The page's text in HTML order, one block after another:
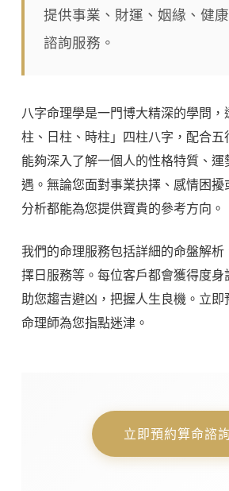
提供事業、財運、姻緣、健
諮詢服務。
八字命理學是一門博大精深的學問，
柱、日柱、時柱」四柱八字，配合五
能夠深入了解一個人的性格特質、
遇。無論您面對事業抉擇、感情困擾
分析都能為您提供寶貴的參考方向。
我們的命理服務包括詳細的命盤解析
擇日服務等。每位客戶都會獲得度身
助您趨吉避凶，把握人生良機。立即
命理師為您指點迷津。
立即預約算命諮詢